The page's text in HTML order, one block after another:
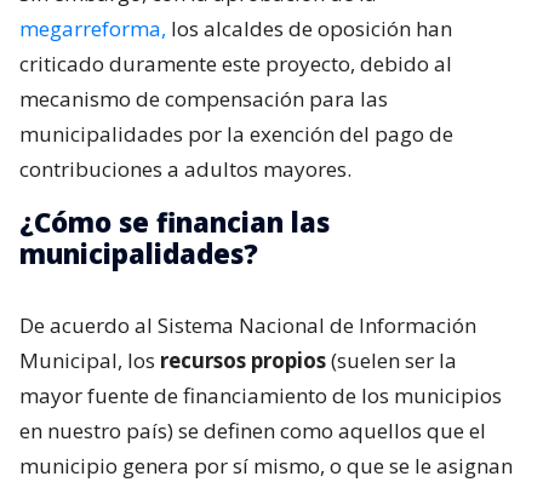
megarreforma, los alcaldes de oposición han
criticado duramente este proyecto, debido al
mecanismo de compensación para las
municipalidades por la exención del pago de
contribuciones a adultos mayores.
¿Cómo se financian las
municipalidades?
De acuerdo al Sistema Nacional de Información
Municipal, los recursos propios(suelen ser la
mayor fuente de financiamiento de los municipios
en nuestro país) se definen como aquellos que el
municipio genera por sí mismo, o que se le asignan